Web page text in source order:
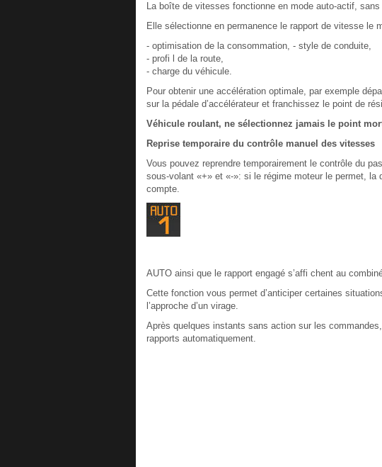
La boîte de vitesses fonctionne en mode auto-actif,
Elle sélectionne en permanence le rapport de vitesse le
- optimisation de la consommation, - style de conduite,
- profi l de la route,
- charge du véhicule.
Pour obtenir une accélération optimale, par exemple
sur la pédale d’accélérateur et franchissez le point de
Véhicule roulant, ne sélectionnez jamais le point
Reprise temporaire du contrôle manuel des vitesses
Vous pouvez reprendre temporairement le contrôle du
sous-volant «+» et «-»: si le régime moteur le permet, la
compte.
AUTO ainsi que le rapport engagé s’affi chent au
Cette fonction vous permet d’anticiper certaines
l’approche d’un virage.
Après quelques instants sans action sur les
rapports automatiquement.